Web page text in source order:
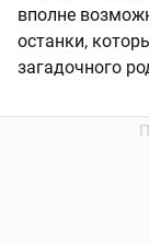
вполне
останки,
загадочного